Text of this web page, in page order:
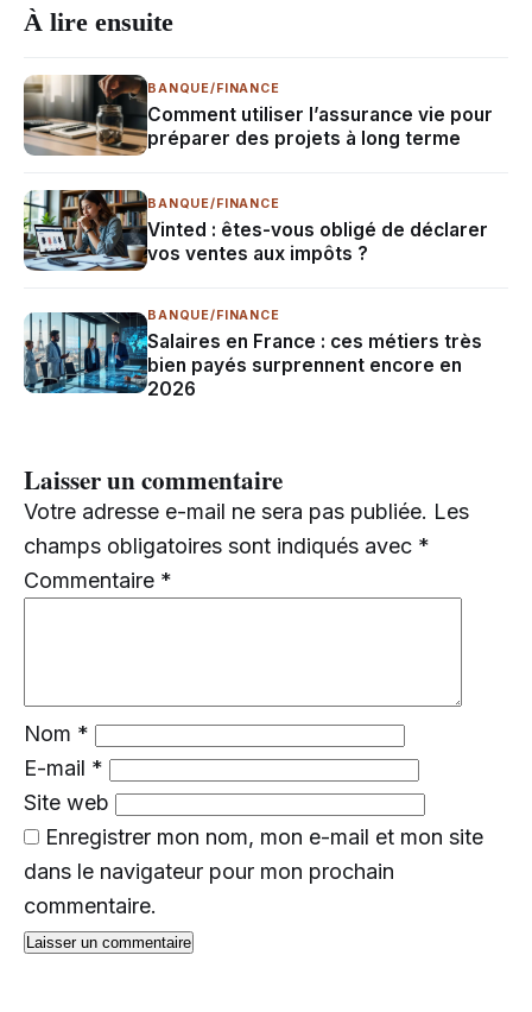
À lire ensuite
BANQUE/FINANCE
Comment utiliser l’assurance vie pour
préparer des projets à long terme
BANQUE/FINANCE
Vinted : êtes-vous obligé de déclarer
vos ventes aux impôts ?
BANQUE/FINANCE
Salaires en France : ces métiers très
bien payés surprennent encore en
2026
Laisser un commentaire
Votre adresse e-mail ne sera pas publiée. Les
champs obligatoires sont indiqués avec *
Commentaire *
Nom *
E-mail *
Site web
Enregistrer mon nom, mon e-mail et mon site
dans le navigateur pour mon prochain
commentaire.